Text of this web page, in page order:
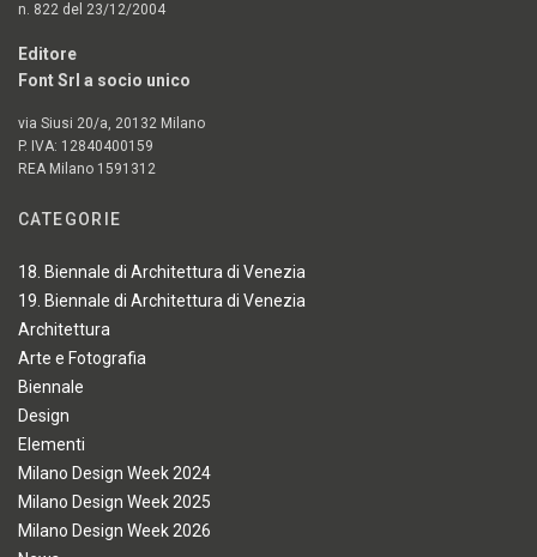
n. 822 del 23/12/2004
Editore
Font Srl a socio unico
via Siusi 20/a, 20132 Milano
P. IVA: 12840400159
REA Milano 1591312
CATEGORIE
18. Biennale di Architettura di Venezia
19. Biennale di Architettura di Venezia
Architettura
Arte e Fotografia
Biennale
Design
Elementi
Milano Design Week 2024
Milano Design Week 2025
Milano Design Week 2026